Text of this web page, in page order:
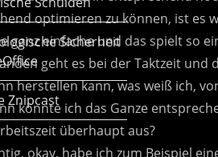
Sicherheit
Znipcast